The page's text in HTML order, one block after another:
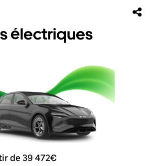
électriques
de 39 472€